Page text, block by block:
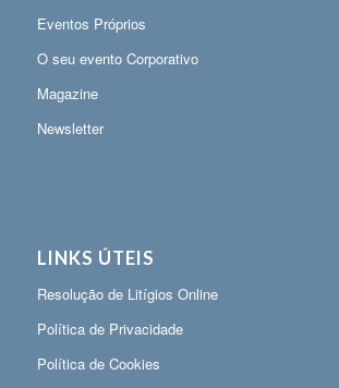
Eventos Próprios
O seu evento Corporativo
Magazine
Newsletter
LINKS ÚTEIS
Resolução de Litígios Online
Política de Privacidade
Política de Cookies